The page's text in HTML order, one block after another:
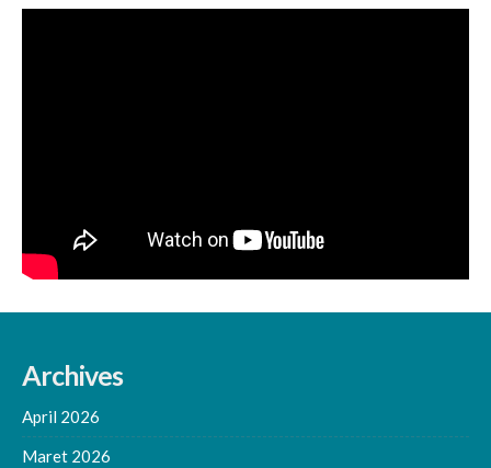
Archives
April 2026
Maret 2026